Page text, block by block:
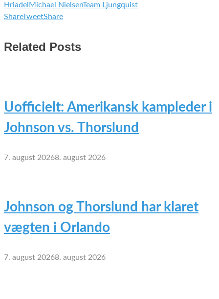
Hriadel Michael NielsenTeam Ljungquist
ShareTweetShare
Related Posts
Uofficielt: Amerikansk kampleder i
Johnson vs. Thorslund
7. august 20268. august 2026
Johnson og Thorslund har klaret
vægten i Orlando
7. august 20268. august 2026